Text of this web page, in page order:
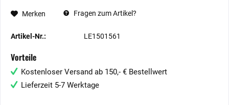
Merken Fragen zum Artikel?
Artikel-Nr.: LE1501561
Vorteile
Kostenloser Versand ab 150,- € Bestellwert
Lieferzeit 5-7 Werktage